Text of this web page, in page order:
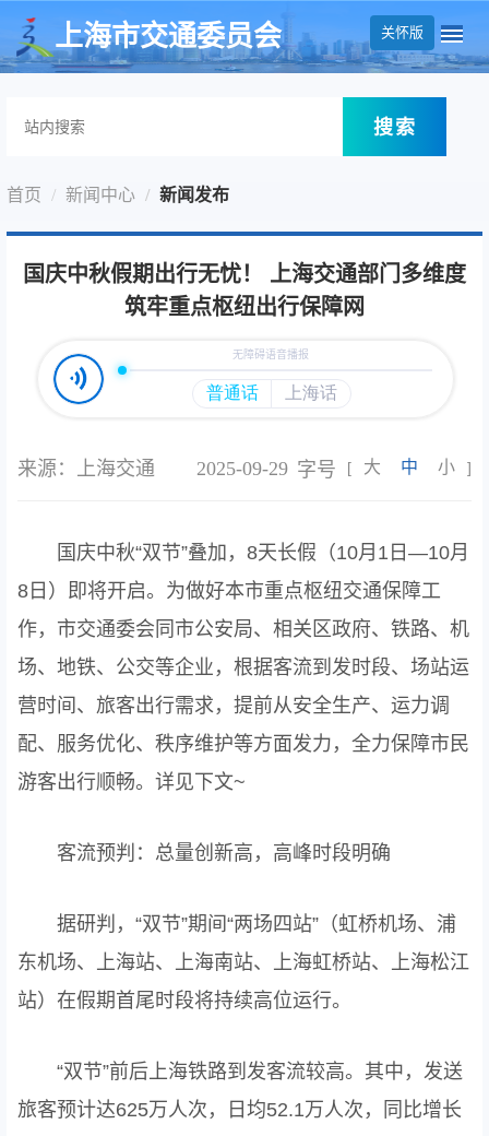
关怀版
搜索
上海市交通委员会
首页 新闻中心 新闻发布
国庆中秋假期出行无忧！ 上海交通部门多维度
筑牢重点枢纽出行保障网
来源：上海交通 2025-09-29 字号 [ 大 中 小 ]
国庆中秋“双节”叠加，8天长假（10月1日—10月
8日）即将开启。为做好本市重点枢纽交通保障工
作，市交通委会同市公安局、相关区政府、铁路、机
场、地铁、公交等企业，根据客流到发时段、场站运
营时间、旅客出行需求，提前从安全生产、运力调
配、服务优化、秩序维护等方面发力，全力保障市民
游客出行顺畅。详见下文~
客流预判：总量创新高，高峰时段明确
据研判，“双节”期间“两场四站”（虹桥机场、浦
东机场、上海站、上海南站、上海虹桥站、上海松江
站）在假期首尾时段将持续高位运行。
“双节”前后上海铁路到发客流较高。其中，发送
旅客预计达625万人次，日均52.1万人次，同比增长